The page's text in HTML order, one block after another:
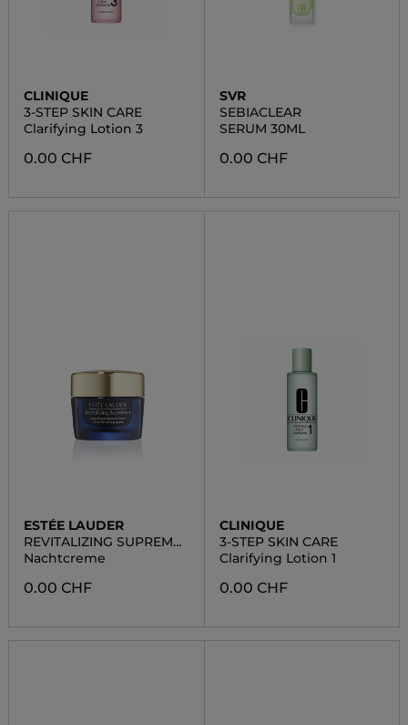
CLINIQUE
3-STEP SKIN CARE
Clarifying Lotion 3
0.00 CHF
SVR
SEBIACLEAR
SERUM 30ML
0.00 CHF
ESTÉE LAUDER
REVITALIZING SUPREME
+ NIGHT POWER
Nachtcreme
0.00 CHF
CLINIQUE
3-STEP SKIN CARE
Clarifying Lotion 1
0.00 CHF